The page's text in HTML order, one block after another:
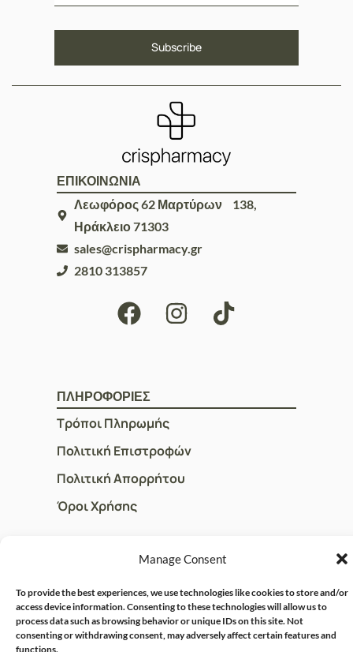
Manage Consent
To provide the best experiences, we use technologies like cookies to store and/or
access device information. Consenting to these technologies will allow us to
process data such as browsing behavior or unique IDs on this site. Not
consenting or withdrawing consent, may adversely affect certain features and
functions.
ΕΠΙΚΟΙΝΩΝΙΑ
Λεωφόρος 62 Μαρτύρων 138,
Ηράκλειο 71303
sales@crispharmacy.gr
2810 313857
ΠΛΗΡΟΦΟΡΙΕΣ
Τρόποι Πληρωμής
Πολιτική Επιστροφών
Πολιτική Απορρήτου
Όροι Χρήσης
ΓΡΗΓΟΡOI ΣΥΝΔΕΣΜΟΙ
Ο Λογαριασμός μου
Η Ομάδα μας